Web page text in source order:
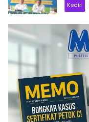
Kediri
Memo.co.id
| Memberi
Inspirasi